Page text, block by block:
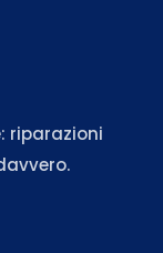
riparazioni